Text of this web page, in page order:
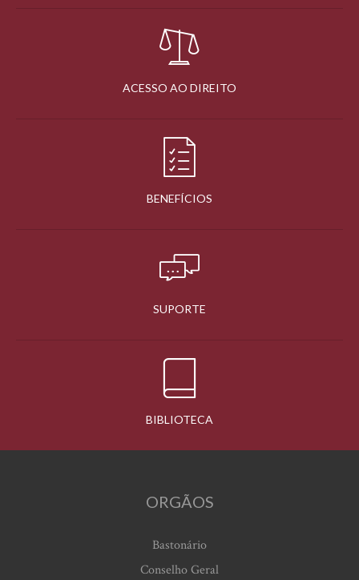
ACESSO AO DIREITO
BENEFÍCIOS
SUPORTE
BIBLIOTECA
ORGÃOS
Bastonário
Conselho Geral